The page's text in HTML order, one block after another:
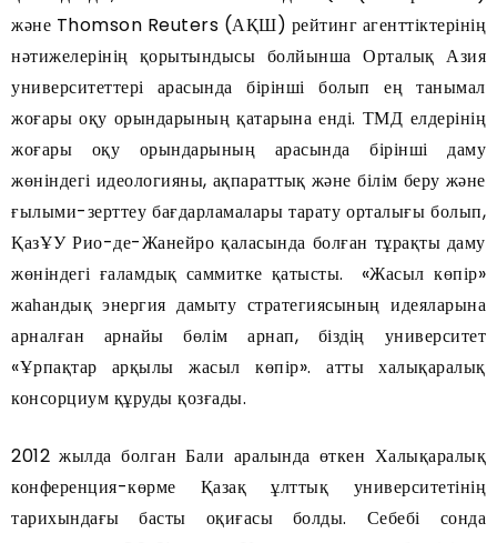
және Thomson Reuters (АҚШ) рейтинг агенттіктерінің
нәтижелерінің қорытындысы болйынша Орталық Азия
университеттері арасында бірінші болып ең танымал
жоғары оқу орындарының қатарына енді. ТМД елдерінің
жоғары оқу орындарының арасында бірінші даму
жөніндегі идеологияны, ақпараттық және білім беру және
ғылыми-зерттеу бағдарламалары тарату орталығы болып,
ҚазҰУ Рио-де-Жанейро қаласында болған тұрақты даму
жөніндегі ғаламдық саммитке қатысты. «Жасыл көпір»
жаһандық энергия дамыту стратегиясының идеяларына
арналған арнайы бөлім арнап, біздің университет
«Ұрпақтар арқылы жасыл көпір». атты халықаралық
консорциум құруды қозғады.
2012 жылда болган Бали аралында өткен Халықаралық
конференция-көрме Қазақ ұлттық университетінің
тарихындағы басты оқиғасы болды. Себебі сонда